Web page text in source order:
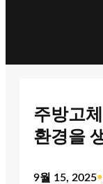
주방고
환경을
9월 15, 2025•